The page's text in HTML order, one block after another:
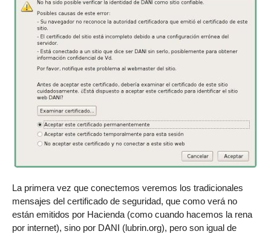
La primera vez que conectemos veremos los tradicionales
mensajes del certificado de seguridad, que como verá no
están emitidos por Hacienda (como cuando hacemos la rena
por internet), sino por DANI (lubrin.org), pero son igual de